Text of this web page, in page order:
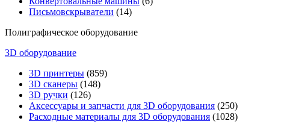
Письмовскрыватели (14)
Полиграфическое оборудование
3D оборудование
3D принтеры (859)
3D сканеры (148)
3D ручки (126)
Аксессуары и запчасти для 3D оборудования (250)
Расходные материалы для 3D оборудования (1028)